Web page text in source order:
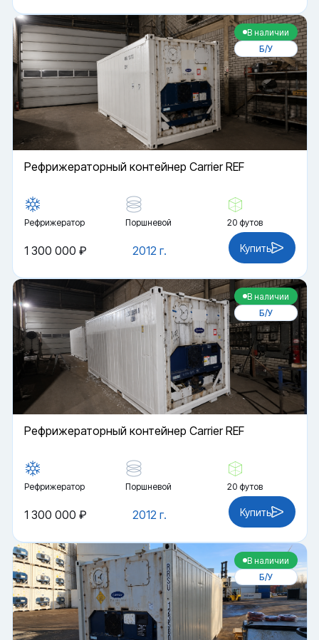
В наличии
Б/У
Рефрижераторный контейнер Carrier REF
Рефрижератор Поршневой 20 футов
2012 г.
1 300 000 ₽ Купить
В наличии
Б/У
Рефрижераторный контейнер Carrier REF
Рефрижератор Поршневой 20 футов
2012 г.
1 300 000 ₽ Купить
В наличии
Б/У